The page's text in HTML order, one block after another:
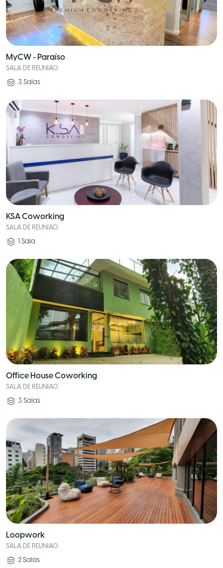
MyCW - Paraíso
SALA DE REUNIAO
3 Salas
KSA Coworking
SALA DE REUNIAO
1 Sala
Office House Coworking
SALA DE REUNIAO
3 Salas
Loopwork
SALA DE REUNIAO
2 Salas